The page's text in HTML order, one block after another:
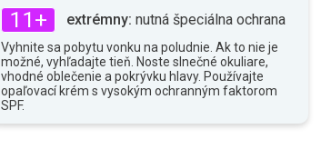
11+ extrémny: nutná špeciálna ochrana
Vyhnite sa pobytu vonku na poludnie. Ak to nie je
možné, vyhľadajte tieň. Noste slnečné okuliare,
vhodné oblečenie a pokrývku hlavy. Používajte
opaľovací krém s vysokým ochranným faktorom
SPF.